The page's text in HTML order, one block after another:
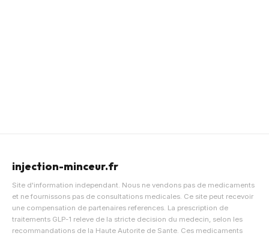
injection-minceur.fr
Site d'information independant. Nous ne vendons pas de medicaments
et ne fournissons pas de consultations medicales. Ce site peut recevoir
une compensation de partenaires references. La prescription de
traitements GLP-1 releve de la stricte decision du medecin, selon les
recommandations de la Haute Autorite de Sante. Ces medicaments